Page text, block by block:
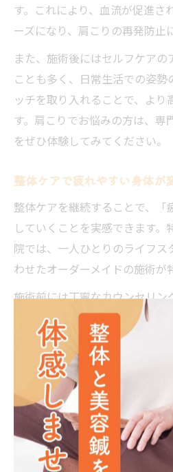
す。これにより、血流が促進さ
ーズになり、肩こりの再発防止
また、施術後にはセルフケア
ことも多く、日常生活での姿
ッチを取り入れることで、より
す。肩こりでお悩みの方は、専
をぜひ体験してみてください。
整体ケアで疲れやすい身体が
整体ケアを継続することで、「
していくことを実感できます
院では、一人ひとりのライフ
わせたオーダーメイドの施術が
施術前には丁寧なカウンセリ
悩みや身体の使い方を把握した
ンを提案します。定期的に通
軟性が高まり、血流や代謝も
実際に利用された方からは「
くなった」「体調が安定してき
れています。疲れやすさを根本
ケアを生活の一部として取り入
うか。